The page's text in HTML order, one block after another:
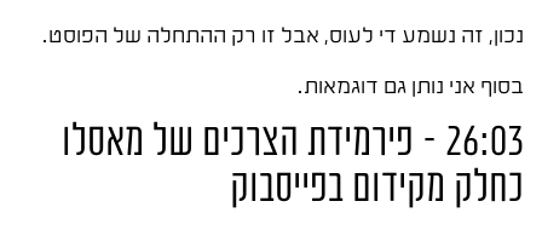
נכון, זה נשמע די לעוס, אבל זו רק ההתחלה של הפוסט.
בסוף אני נותן גם דוגמאות.
26:03 – פירמידת הצרכים של מאסלו
כחלק מקידום בפייסבוק